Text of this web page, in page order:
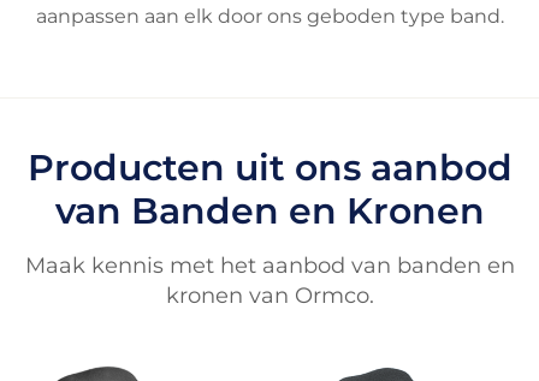
aanpassen aan elk door ons geboden type band.
Producten uit ons aanbod
van Banden en Kronen
Maak kennis met het aanbod van banden en
kronen van Ormco.